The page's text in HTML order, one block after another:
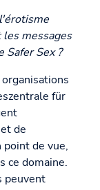
messages
Safer Sex ?
für
de
de vue,
ce domaine.
peuvent